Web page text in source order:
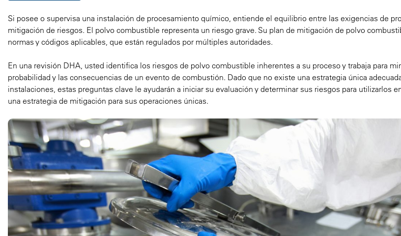
Si posee o supervisa una instalación de procesamiento químico, entiende el equilibrio entre las exigencias de
mitigación de riesgos. El polvo combustible representa un riesgo grave. Su plan de mitigación de polvo
normas y códigos aplicables, que están regulados por múltiples autoridades.
En una revisión DHA, usted identifica los riesgos de polvo combustible inherentes a su proceso y trabaja para
probabilidad y las consecuencias de un evento de combustión. Dado que no existe una estrategia única
instalaciones, estas preguntas clave le ayudarán a iniciar su evaluación y determinar sus riesgos para utilizarlos
una estrategia de mitigación para sus operaciones únicas.